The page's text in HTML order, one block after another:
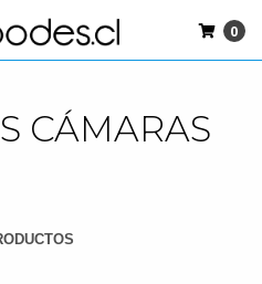
0
CÁMARAS